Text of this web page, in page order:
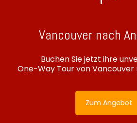
Vancouver nach
Buchen Sie jetzt ihre
One-Way Tour von
Zum Angebot